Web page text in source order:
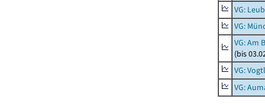
VG:
VG:
VG: Am
(bis
VG:
VG: